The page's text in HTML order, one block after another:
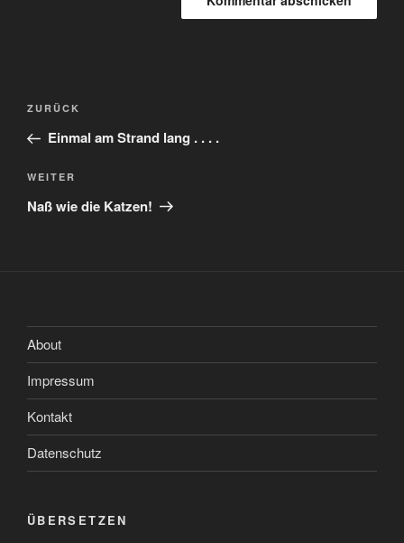
Beitragsnavigation
Vorheriger
Beitrag
ZURÜCK
Einmal am Strand lang . . . .
Nächster
Beitrag
WEITER
Naß wie die Katzen!
About
Impressum
Kontakt
Datenschutz
ÜBERSETZEN